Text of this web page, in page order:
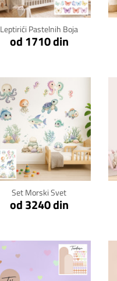
Leptirići Pastelnih Boja
od 1710 din
Set Morski Svet
od 3240 din
Klikni za detalje